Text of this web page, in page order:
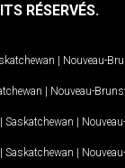
RÉSERVÉS.
Nouveau-
Nouveau-
Saskatchewan
Saskatchewan